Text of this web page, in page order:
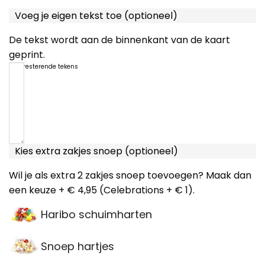
Voeg je eigen tekst toe (optioneel)
De tekst wordt aan de binnenkant van de kaart
geprint.
resterende tekens
Kies extra zakjes snoep (optioneel)
Wil je als extra 2 zakjes snoep toevoegen? Maak dan
een keuze + € 4,95 (Celebrations + € 1).
Haribo schuimharten
Snoep hartjes